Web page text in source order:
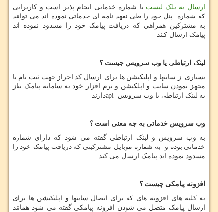
ارسال به بلک لیست با شماره خدماتی انجام پذیر است و کاربرانی
که شماره پنل خود را طی تعهد نامه ای خدماتی نموده اند می توانند
به مشترکین همراهی که دریافت پیامک خود را مسدود نموده اند
پیامک ارسال کنند
لینک ارتباطی یا وب سرویس چیست ؟
بسیاری از سایتها و اپلیکیشن ها برای ارسال کد احراز جهت ثبت نام یا
مجهز نمودن سایت و اپلکیشن و نرم افزار خود به سامانه پیامک نیاز
به لینک ارتباطی یا وب سرویس
apiدارند
وب سرویس خدماتی به چه معنی است ؟
به وب سرویس و لینک ارتباطی گفته می شود که دارای شماره
خدماتی بوده و به شماره موبایل مشترکینی که دریافت پیامک خود را
مسدود نموده اند پیامک ارسال می کند
افزونه پیامکی چیست ؟
به کلیه های افزونه های که برای اتصال سایتها و اپلیکیشن ها برای
ارسال پیامک متصل می شودن افزونه پیامکی گفته می شود همانند